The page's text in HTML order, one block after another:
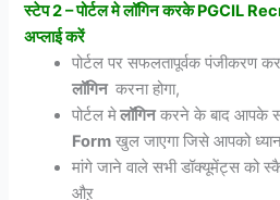
स्टेप 2 – पोर्टल मे लॉगिन करके PGCIL
अप्लाई करें
पोर्टल पर सफलतापूर्वक पंजीकरण
लॉगिन करना होगा,
पोर्टल मेलॉगिनकरने के बाद आपके
Form खुल जाएगा जिसे आपको
मांगे जाने वाले सभी डॉक्यूमेंट्स को
औऱ